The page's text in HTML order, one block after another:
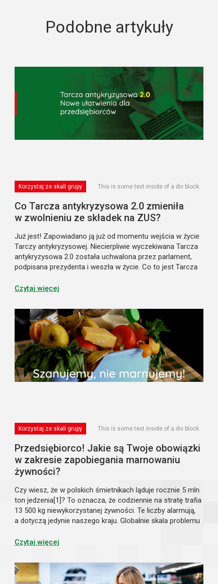
Podobne artykuły
Korzystaj ze skali grupy This is some text inside of a div block.
Co Tarcza antykryzysowa 2.0 zmieniła
w zwolnieniu ze składek na ZUS?
Już jest! Zapowiadano ją już od momentu wejścia w życie
Tarczy antykryzysowej. Niecierpliwie wyczekiwana Tarcza
antykryzysowa 2.0 została uchwalona przez parlament,
podpisana prezydenta i weszła w życie. Co to jest Tarcza
16 kwietnia 2020 r....
Czytaj więcej
Korzystaj ze skali grupy This is some text inside of a div block.
Przedsiębiorco! Jakie są Twoje obowiązki
w zakresie zapobiegania marnowaniu
żywności?
Czy wiesz, że w polskich śmietnikach ląduje rocznie 5 mln
ton jedzenia[1]? To oznacza, że codziennie na stratę trafia
13 500 kg niewykorzystanej żywności. Te liczby alarmują,
a dotyczą jedynie naszego kraju. Globalnie skala problemu
międzynarodowe podejmuj...
Czytaj więcej